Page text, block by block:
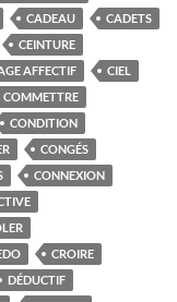
CADEAU
CADETS
CEINTURE
AFFECTIF
CIEL
COMMETTRE
CONDITION
CONGÉS
CONNEXION
CROIRE
DÉDUCTIF